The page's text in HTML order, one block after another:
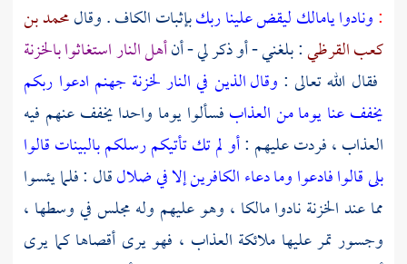
:ونادوا يامالك ليقض علينا ربكبإثبات الكاف . وقالمحمد بن
كعب القرظي: بلغني - أو ذكر لي - أنأهل النار استغاثوا بالخزنة
فقال الله تعالى : وقال الذين في النار لخزنة جهنم ادعوا ربكم
يخفف عنا يوما من العذابفسألوا يوما واحدا يخفف عنهم فيه
العذاب ، فردت عليهم :أو لم تك تأتيكم رسلكم بالبينات قالوا
بلى قالوا فادعوا وما دعاء الكافرين إلا في ضلالقال : فلما يئسوا
مما عند الخزنة نادوامالكا ، وهو عليهم وله مجلس في وسطها ،
وجسور تمر عليها ملائكة العذاب ، فهو يرى أقصاها كما يرى